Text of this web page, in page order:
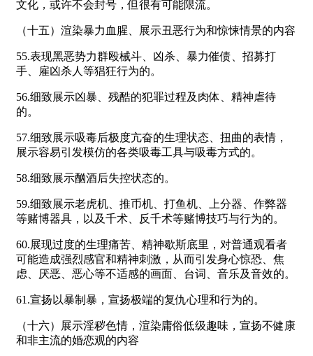
文化，或许不会封号，但很有可能限流。
（十五）渲染暴力血腥、展示丑恶行为和惊悚情景的内容
55.表现黑恶势力群殴械斗、凶杀、暴力催债、招募打
手、雇凶杀人等猖狂行为的。
56.细致展示凶暴、残酷的犯罪过程及肉体、精神虐待
的。
57.细致展示吸毒后极度亢奋的生理状态、扭曲的表情，
展示容易引发模仿的各类吸毒工具与吸毒方式的。
58.细致展示酗酒后失控状态的。
59.细致展示老虎机、推币机、打鱼机、上分器、作弊器
等赌博器具，以及千术、反千术等赌博技巧与行为的。
60.展现过度的生理痛苦、精神歇斯底里，对普通观看者
可能造成强烈感官和精神刺激，从而引发身心惊恐、焦
虑、厌恶、恶心等不适感的画面、台词、音乐及音效的。
61.宣扬以暴制暴，宣扬极端的复仇心理和行为的。
（十六）展示淫秽色情，渲染庸俗低级趣味，宣扬不健康
和非主流的婚恋观的内容